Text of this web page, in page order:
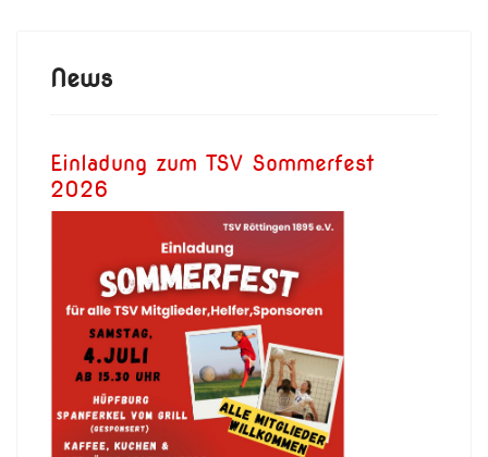
News
Einladung zum TSV Sommerfest
2026